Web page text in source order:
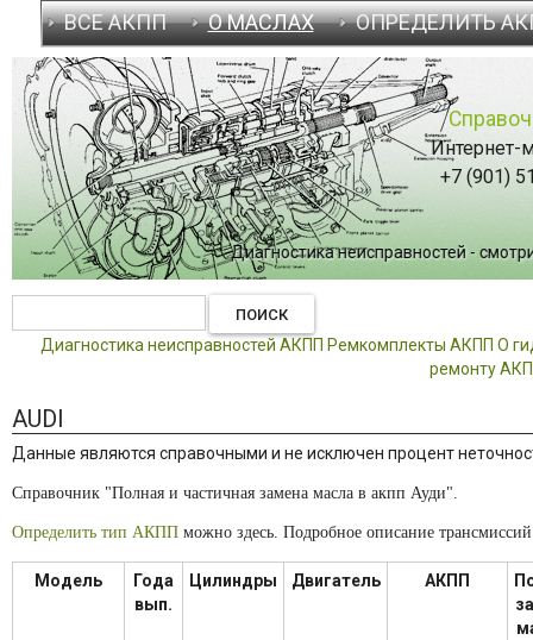
ВСЕ АКПП О МАСЛАХ ОПРЕДЕЛИТЬ
Интернет-
+7 (901)
Диагностика неисправностей -
Диагностика неисправностей АКПП Ремкомплекты АКПП О
ремонту
AUDI
Данные являются справочными и не исключен процент
Справочник "Полная и частичная замена масла в акпп Ауди".
Определить тип АКПП можно здесь. Подробное описание
Модель
Года
вып.
Цилиндры Двигатель АКПП